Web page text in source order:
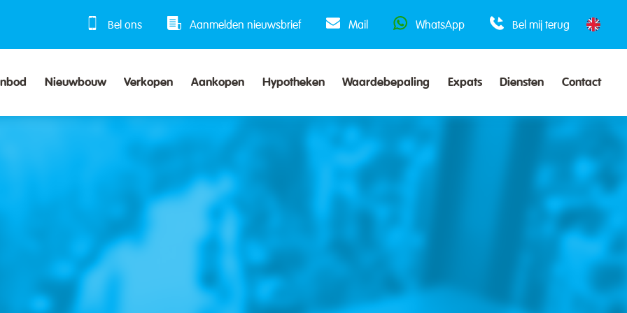
Bel ons Aanmelden nieuwsbrief Mail WhatsApp Bel mij terug
Nieuwbouw Verkopen Aankopen Hypotheken Waardebepaling Expats Diensten Contact